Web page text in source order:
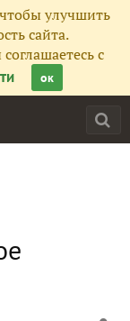
улучшить
сайта.
с
ок